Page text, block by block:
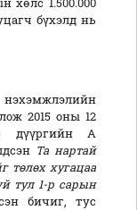
хөлс 1.500.000
бүхэлд нь
2015 оны 12
дүүргийн А
Та нартай
төлөх хугацаа
тул 1-р сарын
бичиг, тус